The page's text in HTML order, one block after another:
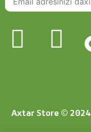
Axtar Store © 2024